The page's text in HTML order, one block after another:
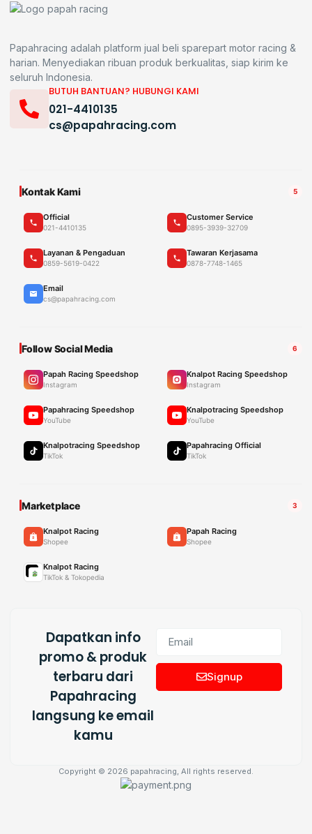
Papahracing adalah platform jual beli sparepart motor racing &
harian. Menyediakan ribuan produk berkualitas, siap kirim ke
seluruh Indonesia.
BUTUH BANTUAN? HUBUNGI KAMI
021-4410135
cs@papahracing.com
Kontak Kami 5
Official
021-4410135
Customer Service
0895-3939-32709
Layanan & Pengaduan
0859-5619-0422
Tawaran Kerjasama
0878-7748-1465
Email
cs@papahracing.com
Follow Social Media 6
Papah Racing Speedshop
Instagram
Knalpot Racing Speedshop
Instagram
Papahracing Speedshop
YouTube
Knalpotracing Speedshop
YouTube
Knalpotracing Speedshop
TikTok
Papahracing Official
TikTok
Marketplace 3
Knalpot Racing
Shopee
Papah Racing
Shopee
Knalpot Racing
TikTok & Tokopedia
Dapatkan info
promo & produk
terbaru dari
Papahracing
langsung ke email
kamu
Signup
Copyright © 2026 papahracing, All rights reserved.